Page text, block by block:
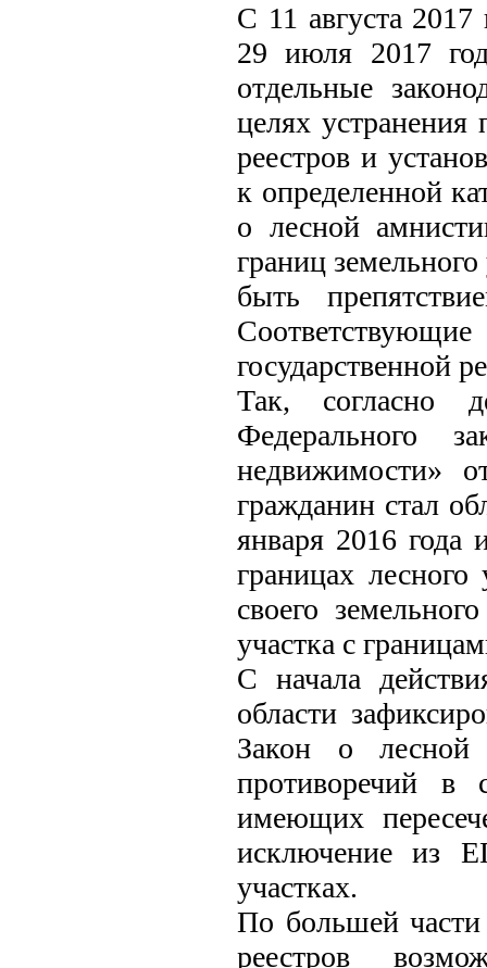
С 11 августа
29 июля 2017
отдельные
целях устранения
реестров и
к определенной
о лесной
границ
быть
государственной
Так, согласно
Федерального
гражданин стал
января 2016
границах
своего
участка с
С начала
области
Закон о лесной
противоречий в
имеющих
исключение из
участках.
По большей
реестров